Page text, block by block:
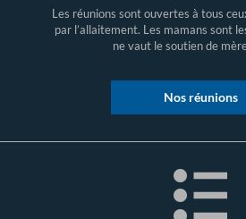
Les réunions sont ouvertes à tous
par l’allaitement. Les mamans sont
ne vaut le soutien de
Nos réunions